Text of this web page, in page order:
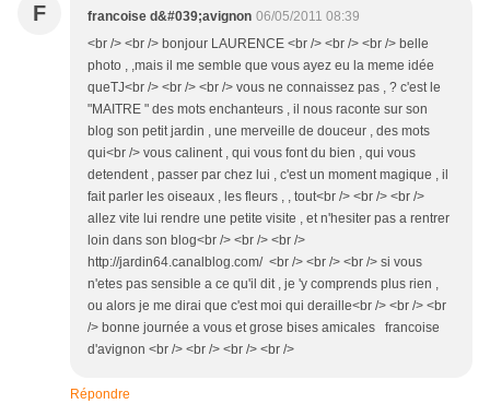
F francoise d&#039;avignon 06/05/2011 08:39
<br /> <br /> bonjour LAURENCE <br /> <br /> <br /> belle
photo , ,mais il me semble que vous ayez eu la meme idée
queTJ<br /> <br /> <br /> vous ne connaissez pas , ? c'est le
"MAITRE " des mots enchanteurs , il nous raconte sur son
blog son petit jardin , une merveille de douceur , des mots
qui<br /> vous calinent , qui vous font du bien , qui vous
detendent , passer par chez lui , c'est un moment magique , il
fait parler les oiseaux , les fleurs , , tout<br /> <br /> <br />
allez vite lui rendre une petite visite , et n'hesiter pas a rentrer
loin dans son blog<br /> <br /> <br />
http://jardin64.canalblog.com/ <br /> <br /> <br /> si vous
n'etes pas sensible a ce qu'il dit , je 'y comprends plus rien ,
ou alors je me dirai que c'est moi qui deraille<br /> <br /> <br
/> bonne journée a vous et grose bises amicales francoise
d'avignon <br /> <br /> <br /> <br />
Répondre